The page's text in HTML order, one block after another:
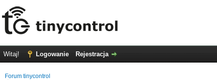
Witaj! Logowanie Rejestracja
Forum tinycontrol